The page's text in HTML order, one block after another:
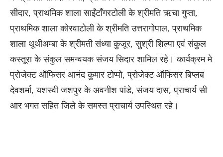
सीदार, प्राथमिक शाला साईंटाँगरटोली के श्रीमति ऋचा गुप्ता,
प्राथमिक शाला कोरवाटोली के श्रीमति उत्तरागोपाल, प्राथमिक
शाला थूथीअम्बा के श्रीमती संध्या कुजूर, सुश्री शिल्पा एवं संकुल
कस्तूरा के संकुल समन्वयक संजय सिदार शामिल रहे। कार्यक्रम मे
प्रोजेक्ट ऑफिसर आनंद कुमार टोप्पो, प्रोजेक्ट ऑफिसर बिप्लब
देवशर्मा, यशस्वी जशपुर के अवनीश पांडे, संजय दास, प्राचार्य सी
आर भगत सहित जिले के समस्त प्राचार्य उपस्थित रहे।